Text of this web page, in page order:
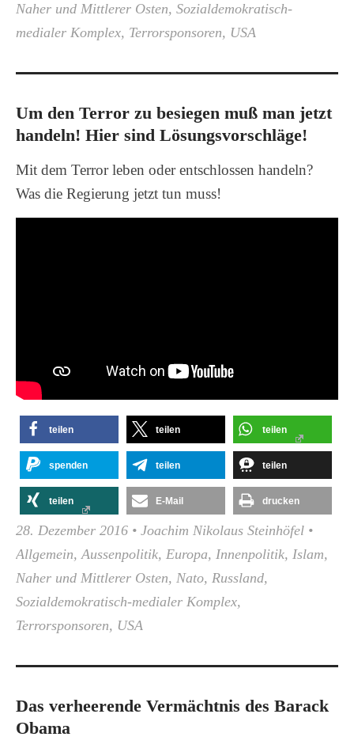
Naher und Mittlerer Osten, Sozialdemokratisch-
medialer Komplex, Terrorsponsoren, USA
Um den Terror zu besiegen muß man jetzt
handeln! Hier sind Lösungsvorschläge!
Mit dem Terror leben oder entschlossen handeln?
Was die Regierung jetzt tun muss!
teilen teilen teilen
spenden teilen teilen
teilen E-Mail drucken
28. Dezember 2016 • Joachim Nikolaus Steinhöfel •
Allgemein,Aussenpolitik, Europa, Innenpolitik, Islam,
Naher und Mittlerer Osten, Nato, Russland,
Sozialdemokratisch-medialer Komplex,
Terrorsponsoren, USA
Das verheerende Vermächtnis des Barack
Obama